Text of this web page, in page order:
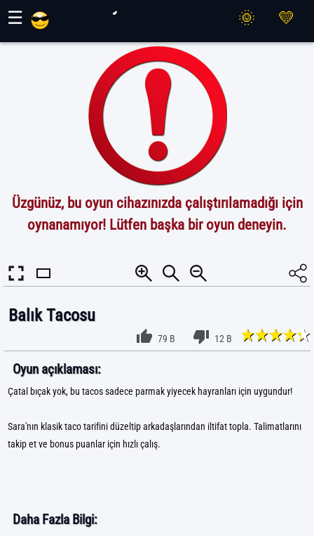
☰
Üzgünüz, bu oyun cihazınızda çalıştırılamadığı için
oynanamıyor! Lütfen başka bir oyun deneyin.
Balık Tacosu
79 B 12 B
Oyun açıklaması:
Çatal bıçak yok, bu tacos sadece parmak yiyecek hayranları için uygundur!
Sara'nın klasik taco tarifini düzeltip arkadaşlarından iltifat topla. Talimatlarını
takip et ve bonus puanlar için hızlı çalış.
Daha Fazla Bilgi: